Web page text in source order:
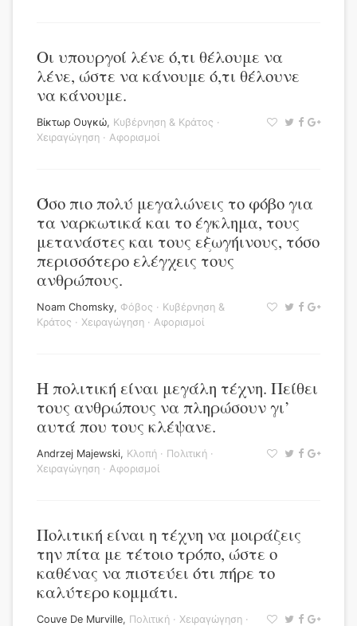
Οι υπουργοί λένε ό,τι θέλουμε να
λένε, ώστε να κάνουμε ό,τι θέλουνε
να κάνουμε.
Βίκτωρ Ουγκώ, Κυβέρνηση & Κράτος ·
Χειραγώγηση · Αφορισμοί
Όσο πιο πολύ μεγαλώνεις το φόβο για
τα ναρκωτικά και το έγκλημα, τους
μετανάστες και τους εξωγήινους, τόσο
περισσότερο ελέγχεις τους
ανθρώπους.
Noam Chomsky, Φόβος · Κυβέρνηση &
Κράτος · Χειραγώγηση · Αφορισμοί
Η πολιτική είναι μεγάλη τέχνη. Πείθει
τους ανθρώπους να πληρώσουν γι’
αυτά που τους κλέψανε.
Andrzej Majewski, Κλοπή · Πολιτική ·
Χειραγώγηση · Αφορισμοί
Πολιτική είναι η τέχνη να μοιράζεις
την πίτα με τέτοιο τρόπο, ώστε ο
καθένας να πιστεύει ότι πήρε το
καλύτερο κομμάτι.
Couve De Murville, Πολιτική · Χειραγώγηση ·